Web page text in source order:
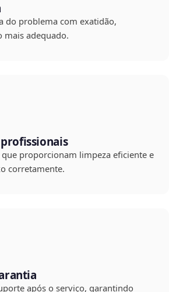
do problema com exatidão,
mais adequado.
proporcionam limpeza eficiente e
corretamente.
após o serviço, garantindo